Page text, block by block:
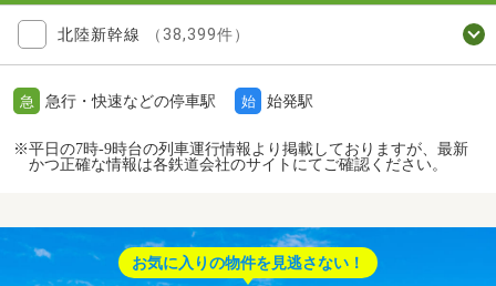
北陸新幹線 （38,399件）
急 急行・快速などの停車駅 始 始発駅
※平日の7時-9時台の列車運行情報より掲載しておりますが、最新
かつ正確な情報は各鉄道会社のサイトにてご確認ください。
お気に入りの物件を見逃さない！